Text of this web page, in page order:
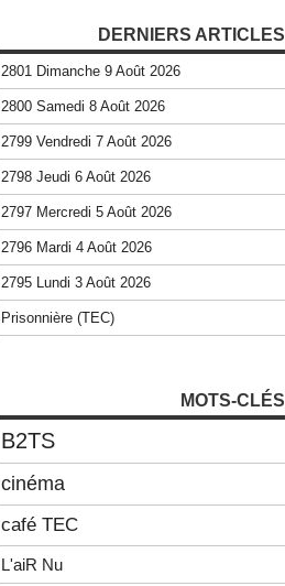
DERNIERS ARTICLES
2801 Dimanche 9 Août 2026
2800 Samedi 8 Août 2026
2799 Vendredi 7 Août 2026
2798 Jeudi 6 Août 2026
2797 Mercredi 5 Août 2026
2796 Mardi 4 Août 2026
2795 Lundi 3 Août 2026
Prisonnière (TEC)
MOTS-CLÉS
B2TS
cinéma
café TEC
L'aiR Nu